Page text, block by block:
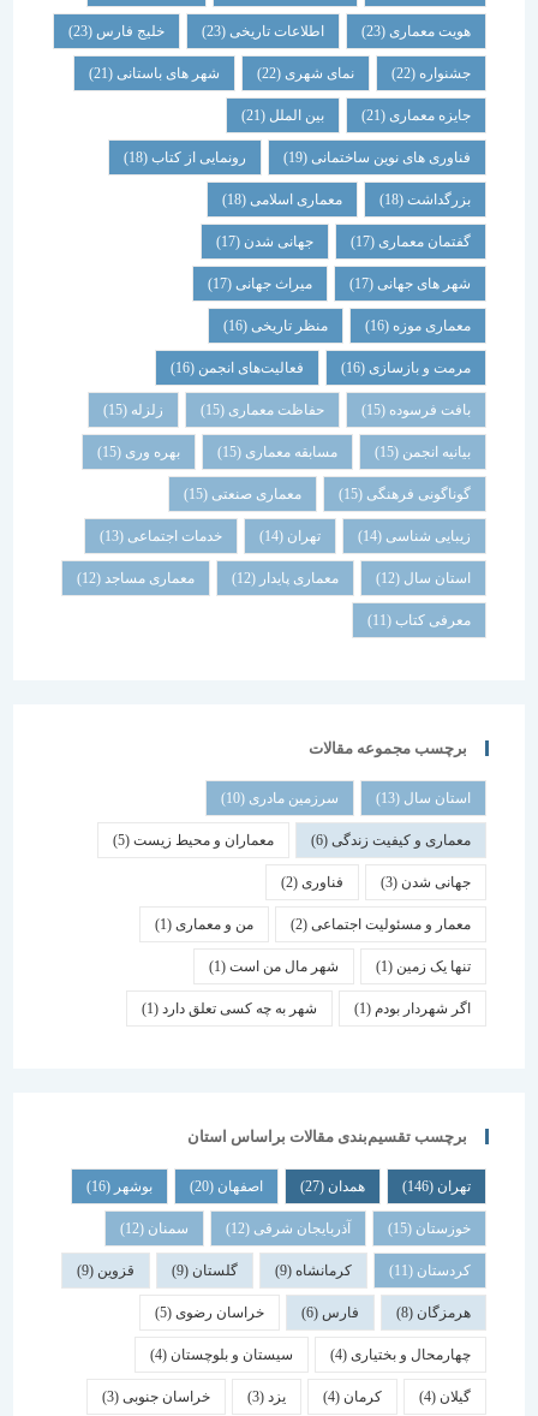
هویت معماری (23) اطلاعات تاریخی(23) خلیج فارس(23)
جشنواره(22) نمای شهری(22) شهر های باستانی (21)
جایزه معماری (21) بین الملل(21)
فناوری های نوین ساختمانی(19) رونمایی از کتاب (18)
بزرگداشت (18) معماری اسلامی(18)
گفتمان معماری (17) جهانی شدن(17)
شهر های جهانی(17) میراث جهانی(17)
معماری موزه(16) منظر تاریخی (16)
مرمت و بازسازی(16) فعالیت‌های انجمن(16)
بافت فرسوده (15) حفاظت معماری (15) زلزله
بیانیه انجمن(15) مسابقه معماری (15) بهره وری(15)
گوناگونی فرهنگی (15) معماری صنعتی(15)
زیبایی شناسی (14) تهران خدمات اجتماعی (13)
استان سال(12) معماری پایدار (12) معماری مساجد(12)
معرفی کتاب(11)
برچسب مجموعه مقالات
استان سال(13) سرزمین مادری(10)
معماری و کیفیت زندگی(6) معماران و محیط زیست(5)
جهانی شدن(3) فناوری (2)
معمار و مسئولیت اجتماعی (2) من و معماری (1)
تنها یک زمین(1) شهر مال من است(1)
اگر شهردار بودم (1) شهر به چه کسی تعلق دارد(1)
برچسب تقسیم‌بندی مقالات براساس استان
همدان اصفهان (20) بوشهر
خوزستان(15) آذربایجان شرقی(12) سمنان (12)
کردستان(11) کرمانشاه(9) گلستان (9) قزوین
هرمزگان(8) فارس خراسان رضوی(5)
چهارمحال و بختیاری (4) سیستان و بلوچستان(4)
کرمان یزد خراسان جنوبی(3)